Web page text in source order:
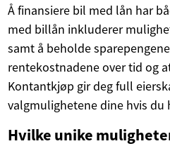
Å finansiere bil med lån har
med billån inkluderer
samt å beholde
rentekostnadene over tid og
Kontantkjøp gir deg full
valgmulighetene dine hvis du
Hvilke unike